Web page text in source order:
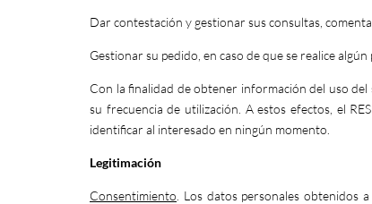
Dar contestación y gestionar sus consultas,
Gestionar su pedido, en caso de que se realice
Con la finalidad de obtener información del uso del
su frecuencia de utilización. A estos efectos, el
identificar al interesado en ningún momento.
Legitimación
Consentimiento . Los datos personales